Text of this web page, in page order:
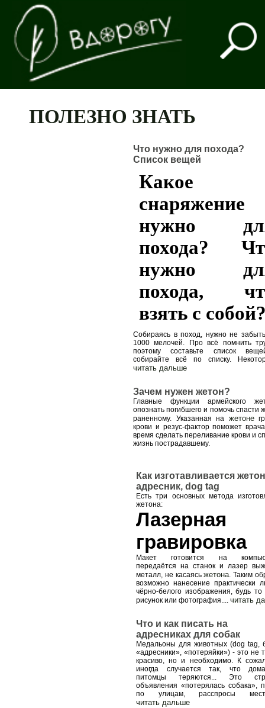
ПОЛЕЗНО ЗНАТЬ
Что нужно для похода?
Список вещей
Какое
снаряжение
нужно
похода?
нужно
похода,
взять с
Собираясь в поход, нужно не
1000 мелочей. Про всё помнить
поэтому составьте список
собирайте всё по списку.
читать дальше
Зачем нужен жетон?
Главные функции армейского
опознать погибшего и помочь спасти
раненному. Указанная на жетоне
крови и резус-фактор поможет
время сделать переливание крови и
жизнь пострадавшему.
Как изготавливается
адресник, dog tag
Есть три основных метода
жетона:
Лазерная
гравировка
Макет готовится на
передаётся на станок и лазер
металл, не касаясьжетона. Таким
возможно нанесение практически
чёрно-белого изображения, будь то
рисунок или фотография.... читать
Что и как писать на
адресниках для собак
Медальоны для животных (dog tag,
«адресники», «потеряйки») - это не
красиво, но и необходимо. К
иногда случается так, что
питомцы теряются... Это
объявления «потерялась собака»,
по улицам, расспросы
читать дальше